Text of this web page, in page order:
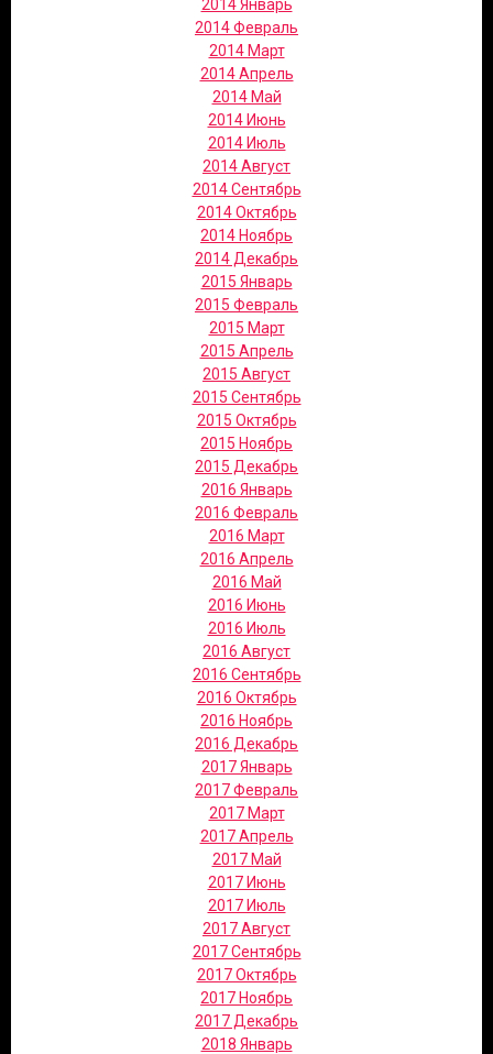
2014 Январь
2014 Февраль
2014 Март
2014 Апрель
2014 Май
2014 Июнь
2014 Июль
2014 Август
2014 Сентябрь
2014 Октябрь
2014 Ноябрь
2014 Декабрь
2015 Январь
2015 Февраль
2015 Март
2015 Апрель
2015 Август
2015 Сентябрь
2015 Октябрь
2015 Ноябрь
2015 Декабрь
2016 Январь
2016 Февраль
2016 Март
2016 Апрель
2016 Май
2016 Июнь
2016 Июль
2016 Август
2016 Сентябрь
2016 Октябрь
2016 Ноябрь
2016 Декабрь
2017 Январь
2017 Февраль
2017 Март
2017 Апрель
2017 Май
2017 Июнь
2017 Июль
2017 Август
2017 Сентябрь
2017 Октябрь
2017 Ноябрь
2017 Декабрь
2018 Январь